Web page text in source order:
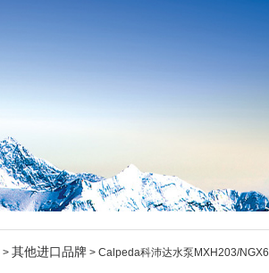
> 其他进口品牌 > Calpeda科沛达水泵MXH203/NGX6